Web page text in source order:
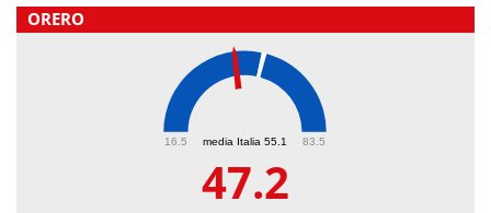
ORERO
media Italia 55.1
16.5 83.5
47.2